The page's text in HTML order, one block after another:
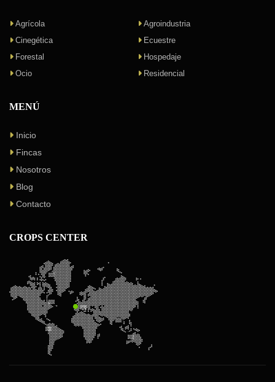
Agrícola
Agroindustria
Cinegética
Ecuestre
Forestal
Hospedaje
Ocio
Residencial
MENÚ
Inicio
Fincas
Nosotros
Blog
Contacto
CROPS CENTER